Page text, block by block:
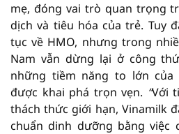
mẹ, đóng vai trò quan trọng
dịch và tiêu hóa của trẻ. Tuy
tục về HMO, nhưng trong
Nam vẫn dừng lại ở công
những tiềm năng to lớn của
được khai phá trọn vẹn. “Với
thách thức giới hạn, Vinamilk
chuẩn dinh dưỡng bằng việc